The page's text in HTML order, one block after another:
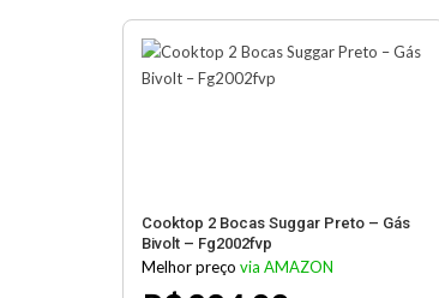
Cooktop 2 Bocas Suggar Preto – Gás
Bivolt – Fg2002fvp
Melhor preço via AMAZON